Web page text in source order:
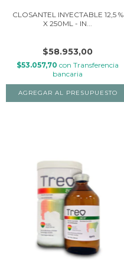
CLOSANTEL INYECTABLE 12,5 %
X 250ML - IN...
$58.953,00
$53.057,70 con Transferencia
bancaria